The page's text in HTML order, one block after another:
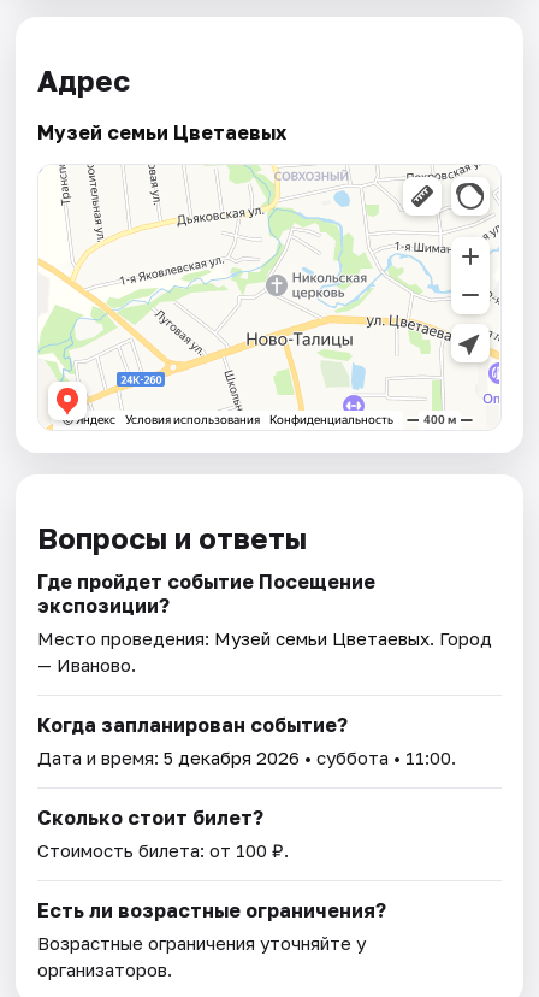
Адрес
Музей семьи Цветаевых
Вопросы и ответы
Где пройдет событие Посещение
экспозиции?
Место проведения: Музей семьи Цветаевых. Город
— Иваново.
Когда запланирован событие?
Дата и время:5 декабря 2026 • суббота • 11:00.
Сколько стоит билет?
Стоимость билета: от 100 ₽.
Есть ли возрастные ограничения?
Возрастные ограничения уточняйте у
организаторов.